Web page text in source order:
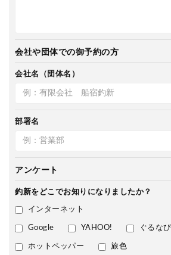
会社や団体での御予約の方
会社名（団体名）
部署名
アンケート
釣新をどこでお知りになりましたか？
インターネット
Google YAHOO! ぐるなび
ホットペッパー 旅色